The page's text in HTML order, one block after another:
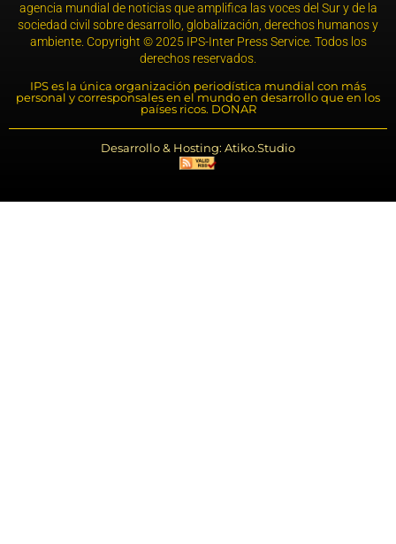
agencia mundial de noticias que amplifica las voces del Sur y de la
sociedad civil sobre desarrollo, globalización, derechos humanos y
ambiente. Copyright © 2025 IPS-Inter Press Service. Todos los
derechos reservados.
IPS es la única organización periodística mundial con más
personal y corresponsales en el mundo en desarrollo que en los
países ricos. DONAR
Desarrollo & Hosting: Atiko.Studio